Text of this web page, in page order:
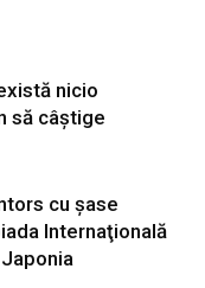
nicio
să câştige
cu şase
Internaţională